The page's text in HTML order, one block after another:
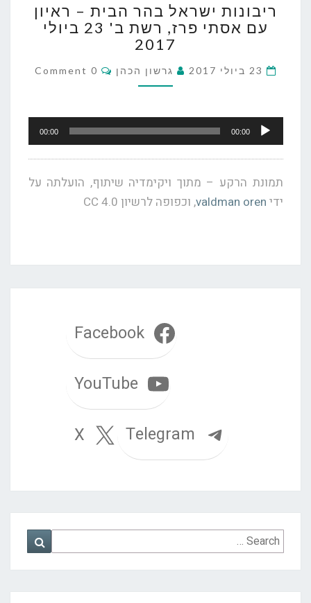
ישראל
בהר
הבית
ראיון
פרז,
רשת
ב'
23
ביולי
ריבונות ישראל בהר הבית – ראיון
עם אסתי פרז, רשת ב' 23 ביולי
2017
23 ביולי 2017 גרשון הכהן Comments
0 Comment
אודיו
00:00
00:00
תמונת הרקע – מתוך ויקימדיה שיתוף, הועלתה על
ידי valdman oren, וכפופה לרשיון CC 4.0
Facebook
YouTube
Telegram
X
Search
for:
Search